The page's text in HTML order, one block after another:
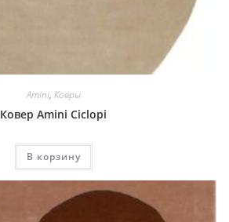
Amini, Ковры
Ковер Amini Ciclopi
В корзину